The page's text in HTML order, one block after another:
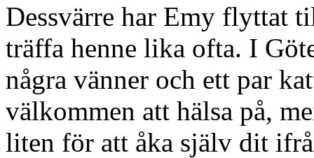
Dessvärre har Emy flyttat
träffa henne lika ofta. I
några vänner och ett par
välkommen att hälsa på,
liten för att åka själv dit